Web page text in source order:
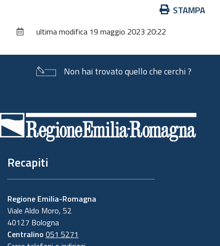
documento
STAMPA
ultima modifica 19 maggio 2023 20:22
Non hai trovato quello che cerchi ?
di
pagina
Recapiti
Regione Emilia-Romagna
Viale Aldo Moro, 52
40127 Bologna
Centralino 051 5271